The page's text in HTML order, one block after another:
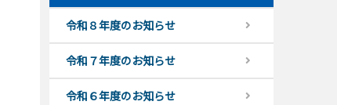
令和８年度のお知らせ
令和７年度のお知らせ
令和６年度のお知らせ